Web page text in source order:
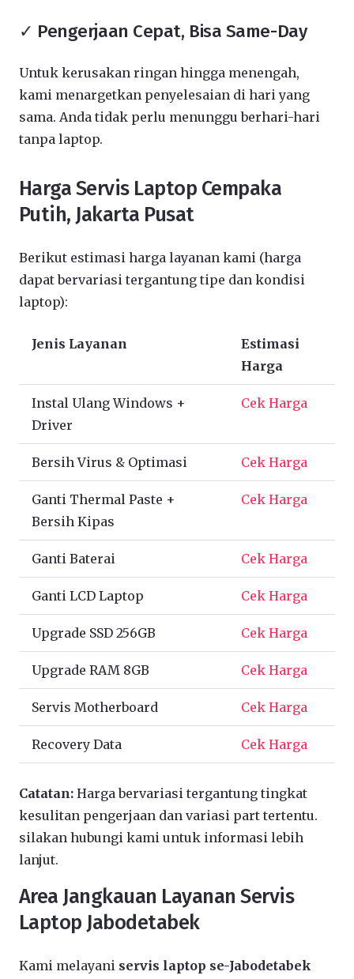
✓ Pengerjaan Cepat, Bisa Same-Day
Untuk kerusakan ringan hingga menengah,
kami menargetkan penyelesaian di hari yang
sama. Anda tidak perlu menunggu berhari-hari
tanpa laptop.
Harga Servis Laptop Cempaka
Putih, Jakarta Pusat
Berikut estimasi harga layanan kami (harga
dapat bervariasi tergantung tipe dan kondisi
laptop):
Jenis Layanan
Estimasi
Harga
Instal Ulang Windows +
Driver
Cek Harga
Bersih Virus & Optimasi Cek Harga
Ganti Thermal Paste +
Bersih Kipas
Cek Harga
Ganti Baterai Cek Harga
Ganti LCD Laptop Cek Harga
Upgrade SSD 256GB Cek Harga
Upgrade RAM 8GB Cek Harga
Servis Motherboard Cek Harga
Recovery Data Cek Harga
Catatan: Harga bervariasi tergantung tingkat
kesulitan pengerjaan dan variasi part tertentu.
silakan hubungi kami untuk informasi lebih
lanjut.
Area Jangkauan Layanan Servis
Laptop Jabodetabek
Kami melayani servis laptop se-Jabodetabek